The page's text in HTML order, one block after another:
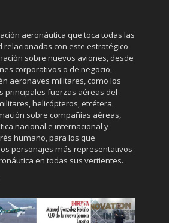
aeronáutica que toca todas las
relacionadas con este estratégico
sobre nuevos aviones, desde
corporativos o de negocio,
aeronaves militares, como los
principales fuerzas aéreas del
helicópteros, etcétera.
sobre compañías aéreas,
nacional e internacional y
humano, para los que
personajes más representativos
en todas sus vertientes.